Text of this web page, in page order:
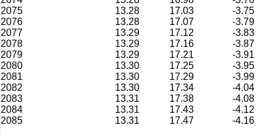
2075
13.28 17.03
-3.75
2076
13.28 17.07
-3.79
2077
13.29 17.12
-3.83
2078
13.29 17.16
-3.87
2079
13.29 17.21
-3.91
2080
13.30 17.25
-3.95
2081
13.30 17.29
-3.99
2082
13.30 17.34
-4.04
2083
13.31 17.38
-4.08
2084
13.31 17.43
-4.12
2085
13.31 17.47 -4.16